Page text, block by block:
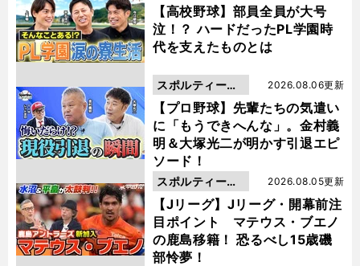
【高校野球】部員全員が大号
泣！？ ハードだったPL学園時
代を支えたものとは
動画
【プロ野球】先輩たちの気遣い
に「もうできへんな」。金村義
明＆大塚光二が明かす引退エピ
ソード！
2026.08.06更新
スポルティーバ
動画
【Jリーグ】Jリーグ・開幕前注
目ポイント マテウス・ブエノ
の鹿島移籍！ 恐るべし15歳磯
部怜夢！
2026.08.05更新
スポルティーバ
動画